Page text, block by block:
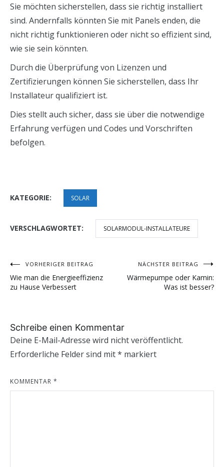
Sie möchten sicherstellen, dass sie richtig installiert
sind. Andernfalls könnten Sie mit Panels enden, die
nicht richtig funktionieren oder nicht so effizient sind,
wie sie sein könnten.
Durch die Überprüfung von Lizenzen und
Zertifizierungen können Sie sicherstellen, dass Ihr
Installateur qualifiziert ist.
Dies stellt auch sicher, dass sie über die notwendige
Erfahrung verfügen und Codes und Vorschriften
befolgen.
KATEGORIE: SOLAR
VERSCHLAGWORTET: SOLARMODUL-INSTALLATEURE
Beitragsnavigation
VORHERIGER BEITRAG
Wie man die Energieeffizienz
zu Hause Verbessert
NÄCHSTER BEITRAG
Wärmepumpe oder Kamin:
Was ist besser?
Schreibe einen Kommentar
Deine E-Mail-Adresse wird nicht veröffentlicht.
Erforderliche Felder sind mit* markiert
KOMMENTAR *